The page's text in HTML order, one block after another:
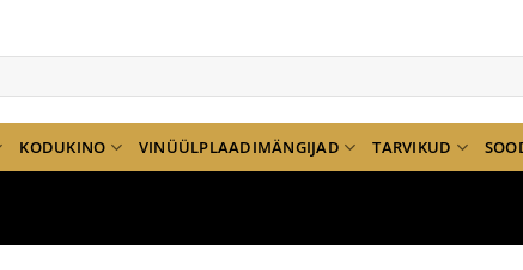
KODUKINO VINÜÜLPLAADIMÄNGIJAD TARVIKUD